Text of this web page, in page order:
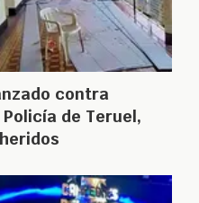
contra
de Teruel,